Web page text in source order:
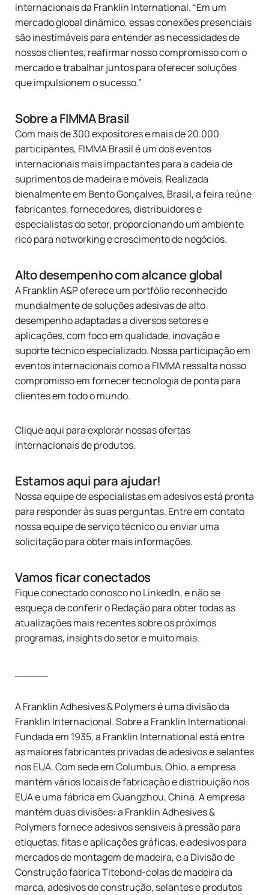
internacionais da Franklin International. “Em um
mercado global dinâmico, essas conexões presenciais
são inestimáveis para entender as necessidades de
nossos clientes, reafirmar nosso compromisso com o
mercado e trabalhar juntos para oferecer soluções
que impulsionem o sucesso.”
Sobre a FIMMA Brasil
Com mais de 300 expositores e mais de 20.000
participantes, FIMMA Brasilé um dos eventos
internacionais mais impactantes para a cadeia de
suprimentos de madeira e móveis. Realizada
bienalmente em Bento Gonçalves, Brasil, a feira reúne
fabricantes, fornecedores, distribuidores e
especialistas do setor, proporcionando um ambiente
rico para networking e crescimento de negócios.
Alto desempenho com alcance global
A Franklin A&P oferece um portfólio reconhecido
mundialmente de soluções adesivas de alto
desempenho adaptadas a diversos setores e
aplicações, com foco em qualidade, inovação e
suporte técnico especializado. Nossa participação em
eventos internacionais como a FIMMA ressalta nosso
compromisso em fornecer tecnologia de ponta para
clientes em todo o mundo.
Clique aqui para explorar nossas ofertas
internacionais de produtos.
Estamos aqui para ajudar!
Nossa equipe de especialistas em adesivos está pronta
para responder às suas perguntas. Entre em contato
nossa equipe de serviço técnico ouenviar uma
solicitaçãopara obter mais informações.
Vamos ficar conectados
Fique conectado conosco noLinkedIn, e não se
esqueça de conferir oRedaçãopara obter todas as
atualizações mais recentes sobre os próximos
programas, insights do setor e muito mais.
A Franklin Adhesives & Polymers é uma divisão da
Franklin Internacional. Sobre a Franklin International:
Fundada em 1935, a Franklin International está entre
as maiores fabricantes privadas de adesivos e selantes
nos EUA. Com sede em Columbus, Ohio, a empresa
mantém vários locais de fabricação e distribuição nos
EUA e uma fábrica em Guangzhou, China. A empresa
mantém duas divisões: a Franklin Adhesives &
Polymers fornece adesivos sensíveis à pressão para
etiquetas, fitas e aplicações gráficas, e adesivos para
mercados de montagem de madeira, e a Divisão de
Construção fabricaTitebond-colas de madeira da
marca, adesivos de construção, selantes e produtos